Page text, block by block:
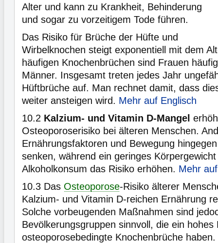
Alter und kann zu Krankheit, Behinderung
und sogar zu vorzeitigem Tode führen.
Das Risiko für Brüche der Hüfte und
Wirbelknochen steigt exponentiell mit dem
häufigen Knochenbrüchen sind Frauen
Männer. Insgesamt treten jedes Jahr
Hüftbrüche auf. Man rechnet damit, dass
weiter ansteigen wird. Mehr auf Englisch
10.2 Kalzium- und Vitamin D-Mangel
Osteoporoserisiko bei älteren Menschen.
Ernährungsfaktoren und Bewegung
senken, während ein geringes
Alkoholkonsum das Risiko erhöhen. Mehr
10.3 Das Osteoporose-Risiko älterer
Kalzium- und Vitamin D-reichen Ernährung
Solche vorbeugenden Maßnahmen sind
Bevölkerungsgruppen sinnvoll, die ein hohes
osteoporosebedingte Knochenbrüche